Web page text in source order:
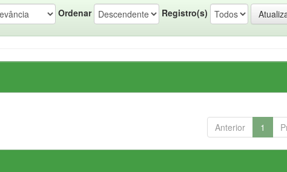
Ordenar Registro(s)
Anterior 1